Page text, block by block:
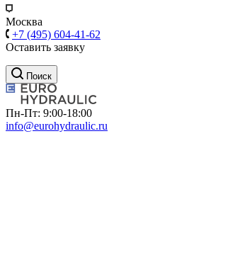
Москва
+7 (495) 604-41-62
Оставить заявку
Поиск
Пн-Пт: 9:00-18:00
info@eurohydraulic.ru